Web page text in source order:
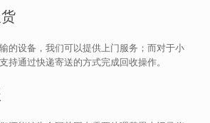
的设备，我们可以提供上门服务；而对于小
持通过快递寄送的方式完成回收操作。